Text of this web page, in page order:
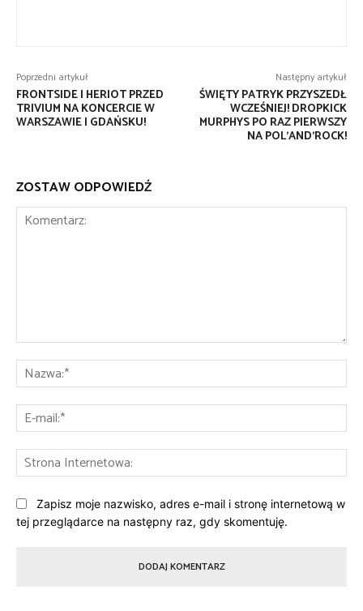
Poprzedni artykuł
FRONTSIDE I HERIOT PRZED
TRIVIUM NA KONCERCIE W
WARSZAWIE I GDAŃSKU!
Następny artykuł
ŚWIĘTY PATRYK PRZYSZEDŁ
WCZEŚNIEJ! DROPKICK
MURPHYS PO RAZ PIERWSZY
NA POL’AND’ROCK!
ZOSTAW ODPOWIEDŹ
Zapisz moje nazwisko, adres e-mail i stronę internetową w
tej przeglądarce na następny raz, gdy skomentuję.